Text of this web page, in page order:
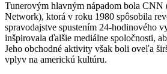
Tunerovým hlavným nápadom bola CNN
Network), ktorá v roku 1980 spôsobila
spravodajstve spustením 24-hodinového
inšpirovala ďalšie mediálne spoločnosti,
Jeho obchodné aktivity však boli oveľa
vplyv na americkú kultúru.